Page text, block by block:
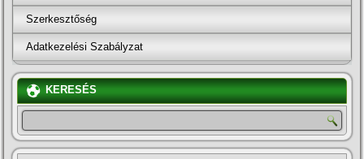
Szerkesztőség
Adatkezelési Szabályzat
KERESÉS